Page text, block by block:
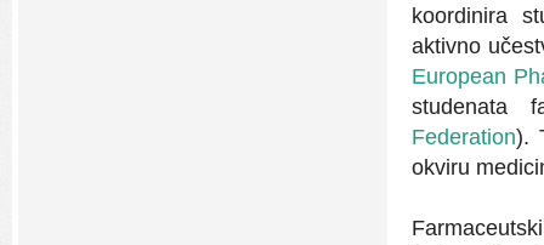
koordinira
aktivno
European
studenata
Federation).
okviru